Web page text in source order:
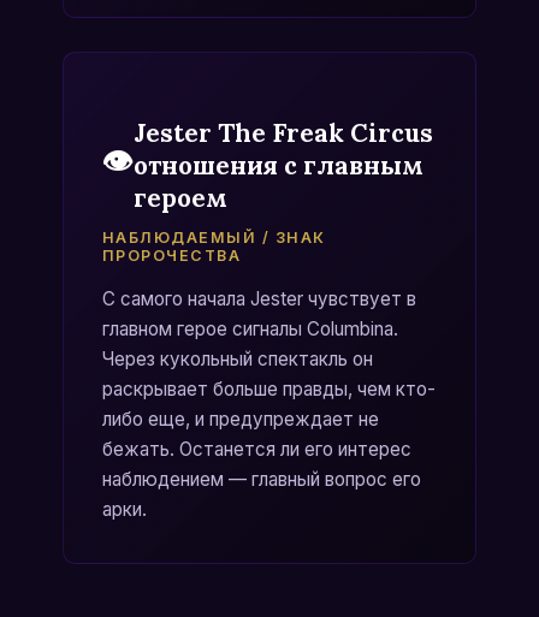
👁️
Jester The Freak Circus
отношения с главным
героем
НАБЛЮДАЕМЫЙ / ЗНАК
ПРОРОЧЕСТВА
С самого начала Jester чувствует в
главном герое сигналы Columbina.
Через кукольный спектакль он
раскрывает больше правды, чем кто-
либо еще, и предупреждает не
бежать. Останется ли его интерес
наблюдением — главный вопрос его
арки.